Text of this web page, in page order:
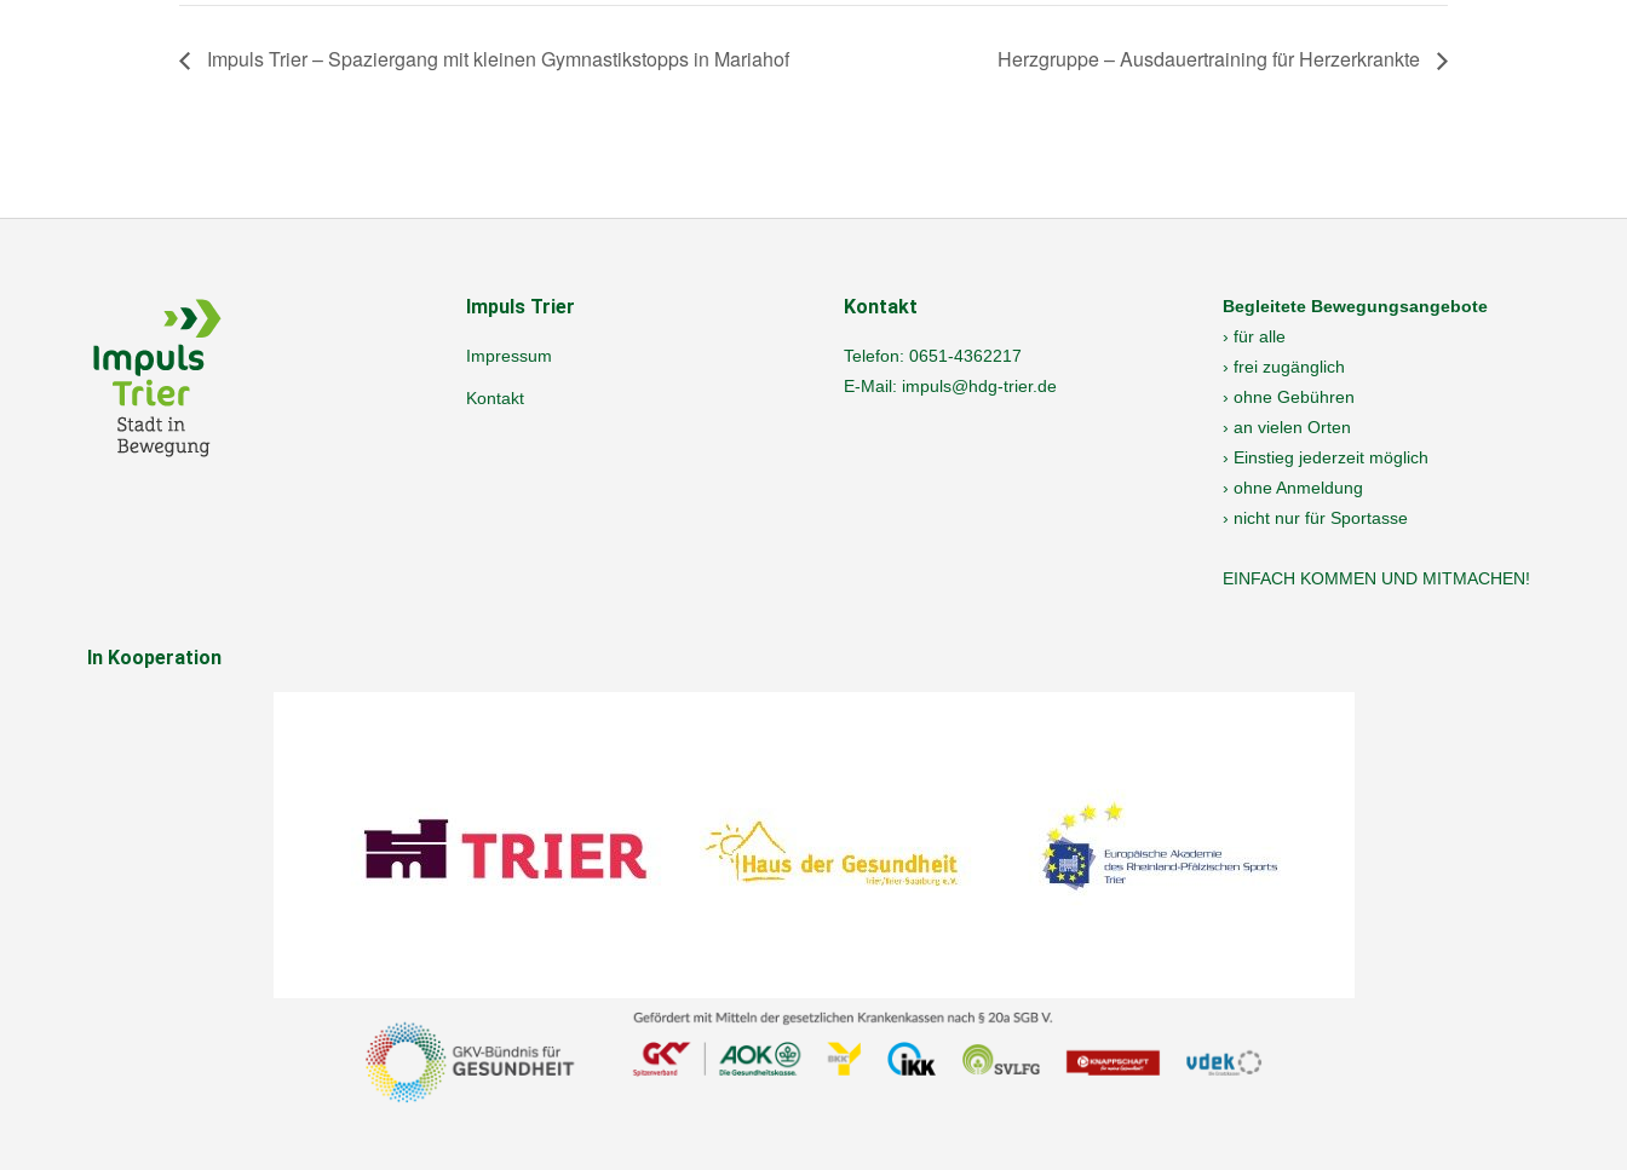
Impuls Trier – Spaziergang mit kleinen Gymnastikstopps in Mariahof Herzgruppe – Ausdauertraining für Herzerkrankte
Impuls Trier
Impressum
Kontakt
Kontakt
Telefon: 0651-4362217
E-Mail: impuls@hdg-trier.de
Begleitete Bewegungsangebote
› für alle
› frei zugänglich
› ohne Gebühren
› an vielen Orten
› Einstieg jederzeit möglich
› ohne Anmeldung
› nicht nur für Sportasse
EINFACH KOMMEN UND MITMACHEN!
In Kooperation